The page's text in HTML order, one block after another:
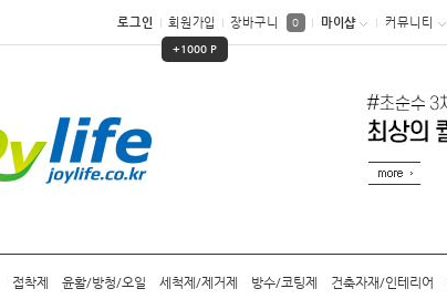
로그인 회원가입
+1000 P
장바구니 0 마이샵 커뮤니티
접착제 윤활/방청/오일 세척제/제거제 방수/코팅제 건축자재/인테리어